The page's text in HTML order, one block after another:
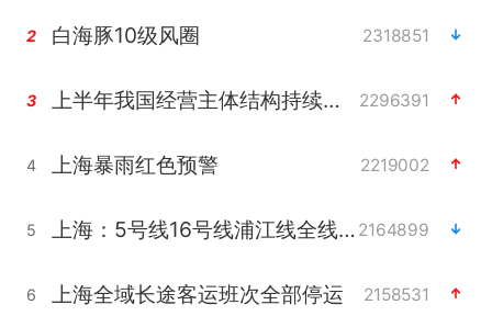
2 白海豚10级风圈 2318851
3 上半年我国经营主体结构持续优化 2296391
4 上海暴雨红色预警 2219002
5 上海：5号线16号线浦江线全线停运 2164899
6 上海全域长途客运班次全部停运 2158531